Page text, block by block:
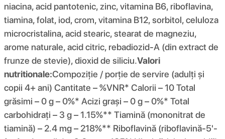
niacina, acid pantotenic, zinc, vitamina B6, riboflavina,
tiamina, folat, iod, crom, vitamina B12, sorbitol, celuloza
microcristalina, acid stearic, stearat de magneziu,
arome naturale, acid citric, rebadiozid-A (din extract de
frunze de stevie), dioxid de siliciu.Valori
nutritionale:Compoziție / porție de servire (adulți și
copii 4+ ani) Cantitate – %VNR* Calorii – 10 Total
grăsimi – 0 g – 0%* Acizi grași – 0 g – 0%* Total
carbohidrați – 3 g – 1.15%** Tiamină (mononitrat de
tiamină) – 2.4 mg – 218%** Riboflavină (riboflavină-5'-